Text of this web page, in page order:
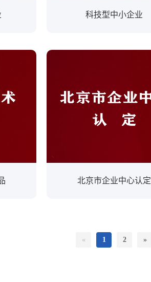
科技型中小企业
北京市企业中心认定
« 1 2 »